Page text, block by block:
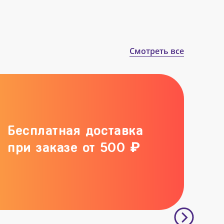
Смотреть все
Бесплатная доставка
при заказе от 500 ₽